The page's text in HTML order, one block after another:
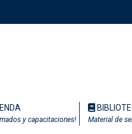
y capacitaciones! Material de